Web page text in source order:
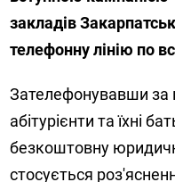
закладів
телефонну лінію по
Зателефонувавши
абітурієнти та їхні
безкоштовну
стосується